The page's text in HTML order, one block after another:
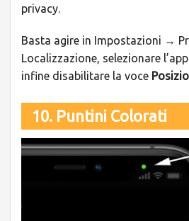
privacy.
Basta agire in Impostazioni →
Localizzazione, selezionare
infine disabilitare la voce
10. Puntini Colorati